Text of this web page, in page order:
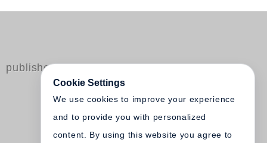
published by Steidl
Cookie Settings
We use cookies to improve your experience
and to provide you with personalized
content. By using this website you agree to